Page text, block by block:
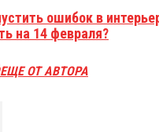
ошибок в
на 14 февраля?
ЕЩЕ ОТ АВТОРА